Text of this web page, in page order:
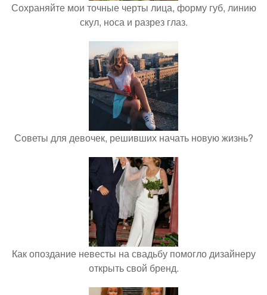
Сохраняйте мои точные черты лица, форму губ, линию
скул, носа и разрез глаз.
Советы для девочек, решивших начать новую жизнь?
Как опоздание невесты на свадьбу помогло дизайнеру
открыть свой бренд.